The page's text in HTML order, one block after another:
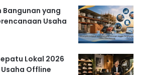
Bangunan yang
Usaha
Lokal 2026
Offline